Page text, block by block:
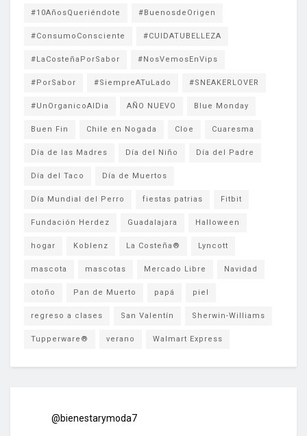
#10AñosQueriéndote #BuenosdeOrigen
#ConsumoConsciente #CUIDATUBELLEZA
#LaCosteñaPorSabor #NosVemosEnVips
#PorSabor #SiempreATuLado #SNEAKERLOVER
#UnOrganicoAlDia AÑO NUEVO Blue Monday
Buen Fin Chile en Nogada Cloe Cuaresma
Día de las Madres Día del Niño Día del Padre
Día del Taco Día de Muertos
Día Mundial del Perro fiestas patrias Fitbit
Fundación Herdez Guadalajara Halloween
hogar Koblenz La Costeña® Lyncott
mascota mascotas Mercado Libre Navidad
otoño Pan de Muerto papá piel
regreso a clases San Valentín Sherwin-Williams
Tupperware® verano Walmart Express
@bienestarymoda7